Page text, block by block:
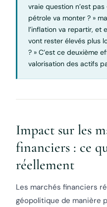
vraie question n’est
pétrole va monter ? »
l’inflation va repartir, et
vont rester élevés plus
? » C’est ce deuxième
valorisation des actifs
Impact sur les
financiers : ce
réellement
Les marchés financiers
géopolitique de manière